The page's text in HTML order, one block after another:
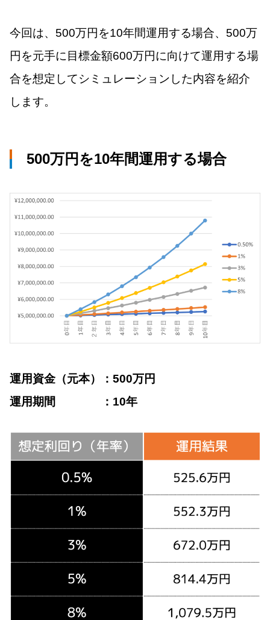
今回は、500万円を10年間運用する場合、500万
円を元手に目標金額600万円に向けて運用する場
合を想定してシミュレーションした内容を紹介
します。
500万円を10年間運用する場合
運用資金（元本）：500万円
運用期間 ：10年